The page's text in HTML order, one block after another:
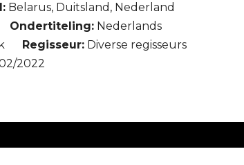
Belarus, Duitsland, Nederland
Ondertiteling: Nederlands
Regisseur: Diverse regisseurs
2022